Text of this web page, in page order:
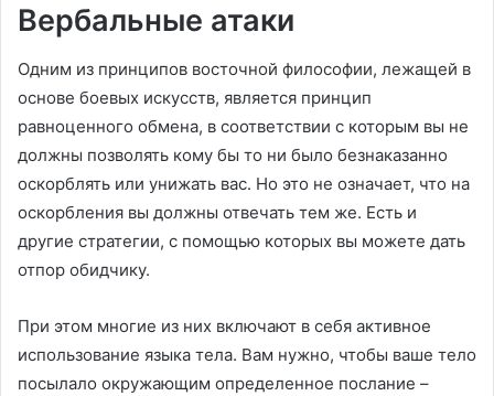
Вербальные атаки
Одним из принципов восточной философии, лежащей в
основе боевых искусств, является принцип
равноценного обмена, в соответствии с которым вы не
должны позволять кому бы то ни было безнаказанно
оскорблять или унижать вас. Но это не означает, что на
оскорбления вы должны отвечать тем же. Есть и
другие стратегии, с помощью которых вы можете дать
отпор обидчику.
При этом многие из них включают в себя активное
использование языка тела. Вам нужно, чтобы ваше тело
посылало окружающим определенное послание –